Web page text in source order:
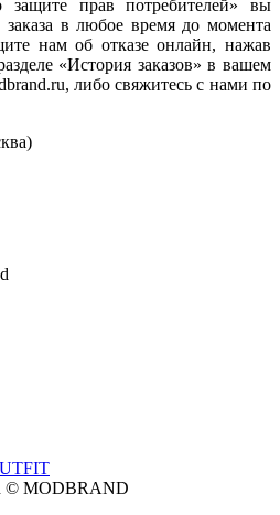
защите прав потребителей» вы
заказа в любое время до момента
нам об отказе онлайн, нажав
«История заказов» в вашем
либо свяжитесь с нами по
© MODBRAND